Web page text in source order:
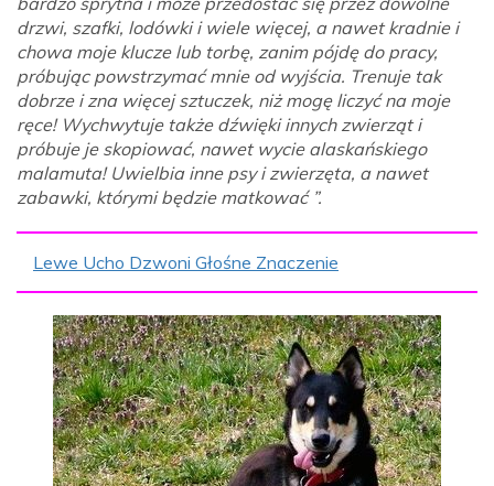
drzwi, szafki, lodówki i wiele więcej, a nawet kradnie i
chowa moje klucze lub torbę, zanim pójdę do pracy,
próbując powstrzymać mnie od wyjścia. Trenuje tak
dobrze i zna więcej sztuczek, niż mogę liczyć na moje
ręce! Wychwytuje także dźwięki innych zwierząt i
próbuje je skopiować, nawet wycie alaskańskiego
malamuta! Uwielbia inne psy i zwierzęta, a nawet
zabawki, którymi będzie matkować ”.
Lewe Ucho Dzwoni Głośne Znaczenie